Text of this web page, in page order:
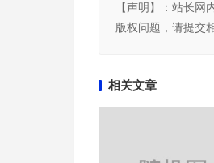
【声明】：站长
版权问题，请提交
相关文章